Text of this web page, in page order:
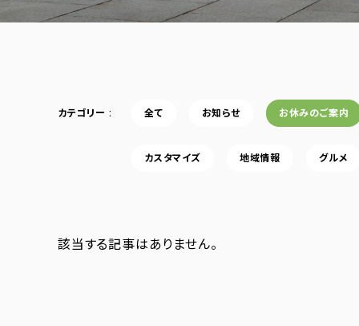
カテゴリー 全て お知らせ お休みのご案内
カスタマイズ 地域情報 グルメ
該当する記事はありません。